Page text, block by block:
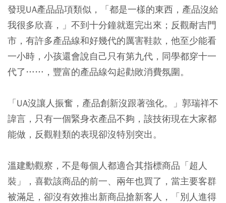
發現UA產品品項類似，「都是一樣的東西，產品沒給
我很多欣喜，」不到十分鐘就逛完出來；反觀耐吉門
市，有許多產品線和好幾代的厲害鞋款，他至少能看
一小時，小孩還會說自己只有第九代，同學都穿十一
代了……，豐富的產品線勾起勸敗消費氛圍。
「UA沒讓人振奮，產品創新沒跟著強化。」郭瑞祥不
諱言，只有一個緊身衣產品不夠，該技術現在大家都
能做，反觀鞋類的表現卻沒特別突出。
溫建勳觀察，不是每個人都適合其指標商品「超人
裝」，喜歡該商品的前一、兩年也買了，當主要客群
被滿足，卻沒有效推出新商品搶新客人，「別人進得